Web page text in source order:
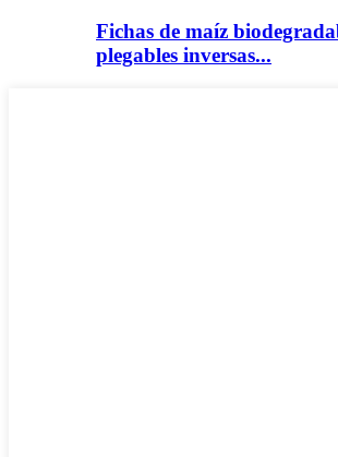
Fichas de maíz
plegables inversas...